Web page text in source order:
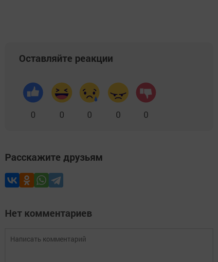
Оставляйте реакции
0 0 0 0 0
Расскажите друзьям
Нет комментариев